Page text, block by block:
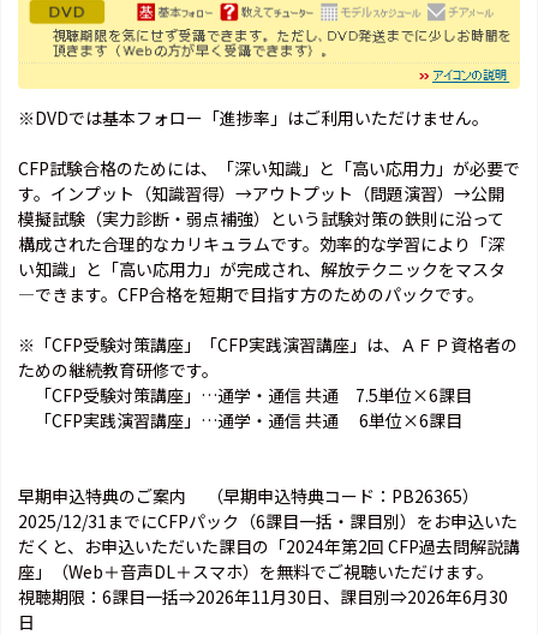
※DVDでは基本フォロー「進捗率」はご利用いただけません。
CFP試験合格のためには、「深い知識」と「高い応用力」が必要で
す。インプット（知識習得）→アウトプット（問題演習）→公開
模擬試験（実力診断・弱点補強）という試験対策の鉄則に沿って
構成された合理的なカリキュラムです。効率的な学習により「深
い知識」と「高い応用力」が完成され、解放テクニックをマスタ
―できます。CFP合格を短期で目指す方のためのパックです。
※「CFP受験対策講座」「CFP実践演習講座」は、ＡＦＰ資格者の
ための継続教育研修です。
「CFP受験対策講座」…通学・通信 共通 7.5単位×6課目
「CFP実践演習講座」…通学・通信 共通 6単位×6課目
早期申込特典のご案内 （早期申込特典コード：PB26365）
2025/12/31までにCFPパック（6課目一括・課目別）をお申込いた
だくと、お申込いただいた課目の「2024年第2回 CFP過去問解説講
座」（Web＋音声DL＋スマホ）を無料でご視聴いただけます。
視聴期限：6課目一括⇒2026年11月30日、課目別⇒2026年6月30
日